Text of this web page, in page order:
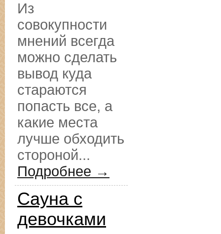
Из
совокупности
мнений всегда
можно сделать
вывод куда
стараются
попасть все, а
какие места
лучше обходить
стороной...
Подробнее →
Сауна с
девочками